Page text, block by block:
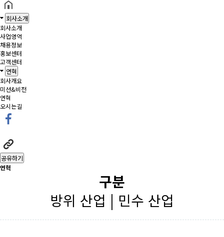
회사소개
회사소개
사업영역
채용정보
홍보센터
고객센터
연혁
회사개요
미션&비전
연혁
오시는길
공유하기
연혁
구분
방위 산업 | 민수 산업